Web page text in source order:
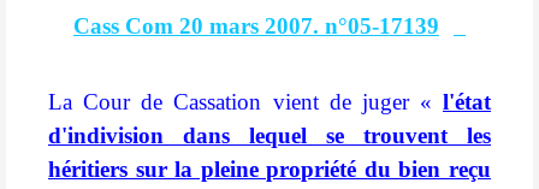
Cass Com 20 mars 2007. n°05-17139
La Cour de Cassation vient de juger « l'état
d'indivision dans lequel se trouvent les
héritiers sur la pleine propriété du bien reçu